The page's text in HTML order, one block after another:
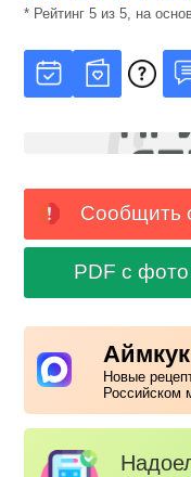
* Рейтинг5 из5, на
Сообщить
PDF с фото
Новые
Российском